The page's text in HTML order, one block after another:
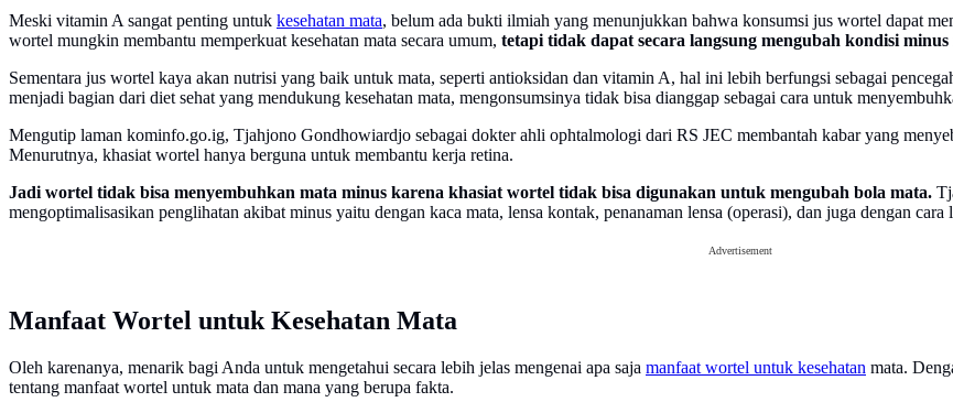
Meski vitamin A sangat penting untuk kesehatan mata, belum ada bukti ilmiah yang menunjukkan bahwa konsumsi jus wortel dapat
wortel mungkin membantu memperkuat kesehatan mata secara umum, tetapi tidak dapat secara langsung mengubah kondisi
Sementara jus wortel kaya akan nutrisi yang baik untuk mata, seperti antioksidan dan vitamin A, hal ini lebih berfungsi sebagai
menjadi bagian dari diet sehat yang mendukung kesehatan mata, mengonsumsinya tidak bisa dianggap sebagai cara untuk
Mengutip laman kominfo.go.ig, Tjahjono Gondhowiardjo sebagai dokter ahli ophtalmologi dari RS JEC membantah kabar yang
Menurutnya, khasiat wortel hanya berguna untuk membantu kerja retina.
Jadi wortel tidak bisa menyembuhkan mata minus karena khasiat wortel tidak bisa digunakan untuk mengubah bola mata.
mengoptimalisasikan penglihatan akibat minus yaitu dengan kaca mata, lensa kontak, penanaman lensa (operasi), dan juga dengan cara
Advertisement
Manfaat Wortel untuk Kesehatan Mata
Oleh karenanya, menarik bagi Anda untuk mengetahui secara lebih jelas mengenai apa saja manfaat wortel untuk kesehatan mata.
tentang manfaat wortel untuk mata dan mana yang berupa fakta.